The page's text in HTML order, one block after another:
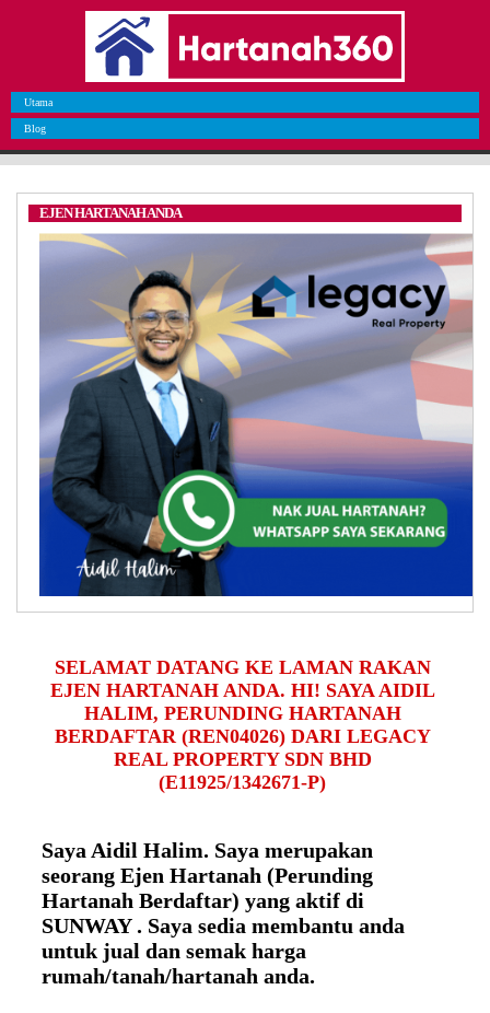
Utama
Blog
EJEN HARTANAH ANDA
SELAMAT DATANG KE LAMAN RAKAN
EJEN HARTANAH ANDA. HI! SAYA AIDIL
HALIM, PERUNDING HARTANAH
BERDAFTAR (REN04026) DARI LEGACY
REAL PROPERTY SDN BHD
(E11925/1342671-P)
Saya Aidil Halim. Saya merupakan
seorang Ejen Hartanah (Perunding
Hartanah Berdaftar) yang aktif di
SUNWAY . Saya sedia membantu anda
untuk jual dan semak harga
rumah/tanah/hartanah anda.